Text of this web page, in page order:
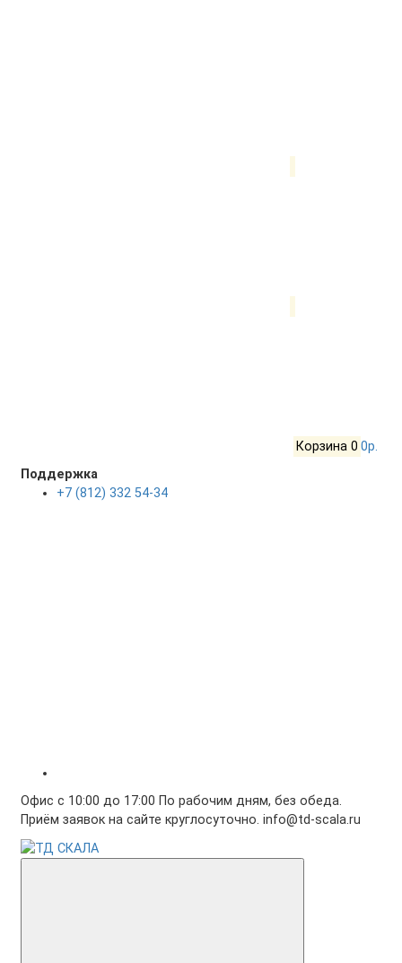
Корзина 0 0р.
Поддержка
+7 (812) 332 54-34
Офис с 10:00 до 17:00 По рабочим дням, без обеда.
Приём заявок на сайте круглосуточно. info@td-scala.ru